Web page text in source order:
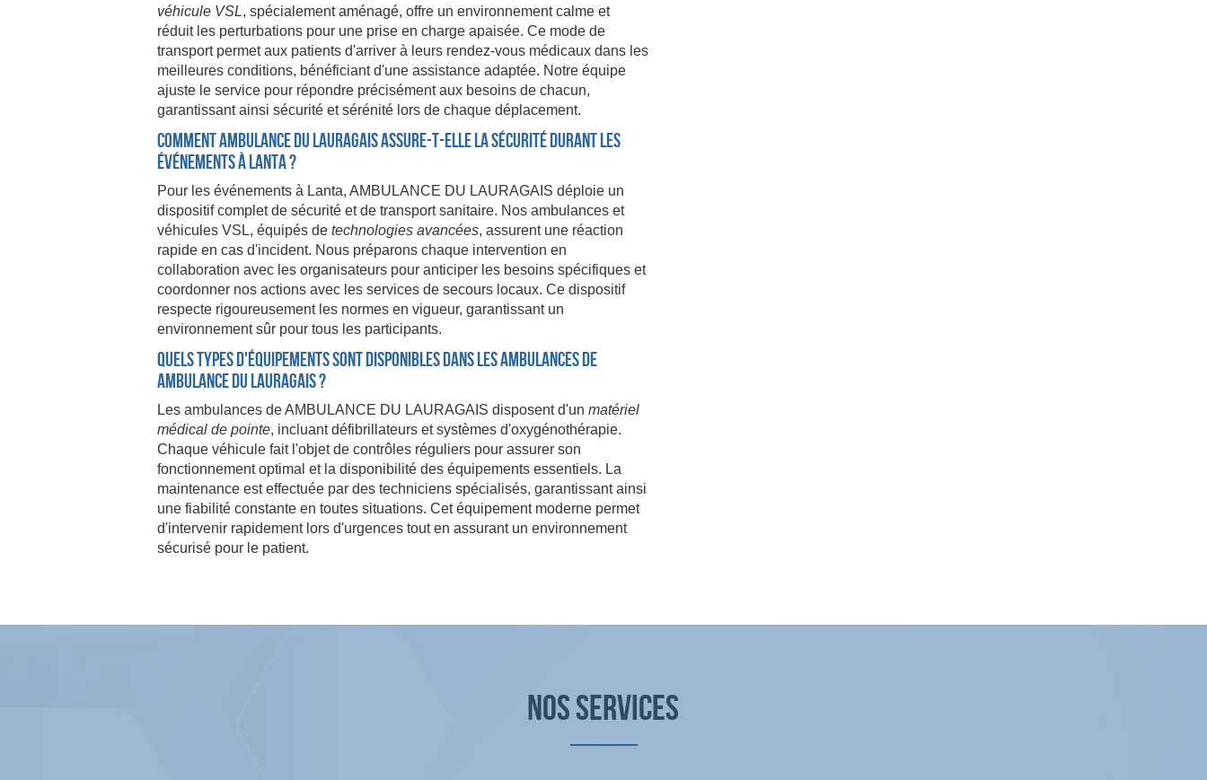
véhicule VSL, spécialement aménagé, offre un environnement calme et
réduit les perturbations pour une prise en charge apaisée. Ce mode de
transport permet aux patients d'arriver à leurs rendez-vous médicaux dans les
meilleures conditions, bénéficiant d'une assistance adaptée. Notre équipe
ajuste le service pour répondre précisément aux besoins de chacun,
garantissant ainsi sécurité et sérénité lors de chaque déplacement.
Comment AMBULANCE DU LAURAGAIS assure-t-elle la sécurité durant les
événements à Lanta ?
Pour les événements à Lanta, AMBULANCE DU LAURAGAIS déploie un
dispositif complet de sécurité et de transport sanitaire. Nos ambulances et
véhicules VSL, équipés de technologies avancées, assurent une réaction
rapide en cas d'incident. Nous préparons chaque intervention en
collaboration avec les organisateurs pour anticiper les besoins spécifiques et
coordonner nos actions avec les services de secours locaux. Ce dispositif
respecte rigoureusement les normes en vigueur, garantissant un
environnement sûr pour tous les participants.
Quels types d'équipements sont disponibles dans les ambulances de
AMBULANCE DU LAURAGAIS ?
Les ambulances de AMBULANCE DU LAURAGAIS disposent d'un matériel
médical de pointe, incluant défibrillateurs et systèmes d'oxygénothérapie.
Chaque véhicule fait l'objet de contrôles réguliers pour assurer son
fonctionnement optimal et la disponibilité des équipements essentiels. La
maintenance est effectuée par des techniciens spécialisés, garantissant ainsi
une fiabilité constante en toutes situations. Cet équipement moderne permet
d'intervenir rapidement lors d'urgences tout en assurant un environnement
sécurisé pour le patient.
NOS SERVICES